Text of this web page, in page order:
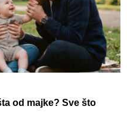
od majke? Sve što